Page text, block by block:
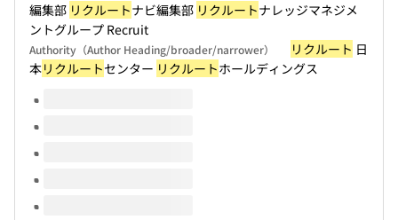
編集部 リクルートナビ編集部 リクルートナレッジマネジメ
ントグループ Recruit
Authority（Author Heading/broader/narrower） リクルート 日
本リクルートセンター リクルートホールディングス
Volumes of this title